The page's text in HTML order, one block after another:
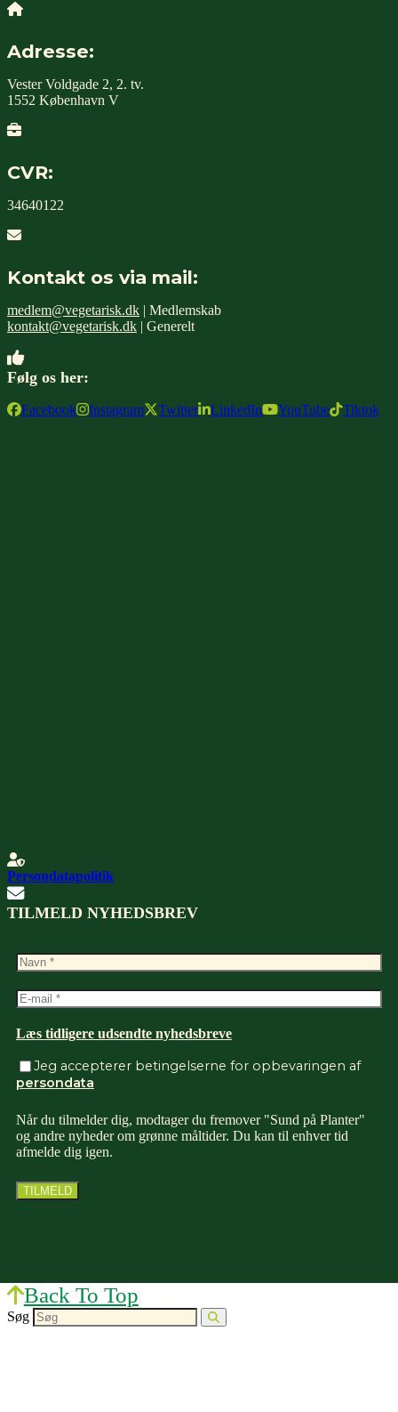
Adresse:
Vester Voldgade 2, 2. tv.
1552 København V
CVR:
34640122
Kontakt os via mail:
medlem@vegetarisk.dk | Medlemskab
kontakt@vegetarisk.dk | Generelt
Følg os her:
Facebook Instagram Twitter LinkedIn YouTube Tiktok
Persondatapolitik
TILMELD NYHEDSBREV
Læs tidligere udsendte nyhedsbreve
Jeg accepterer betingelserne for opbevaringen af
persondata
Når du tilmelder dig, modtager du fremover "Sund på Planter"
og andre nyheder om grønne måltider. Du kan til enhver tid
afmelde dig igen.
Back To Top
Søg